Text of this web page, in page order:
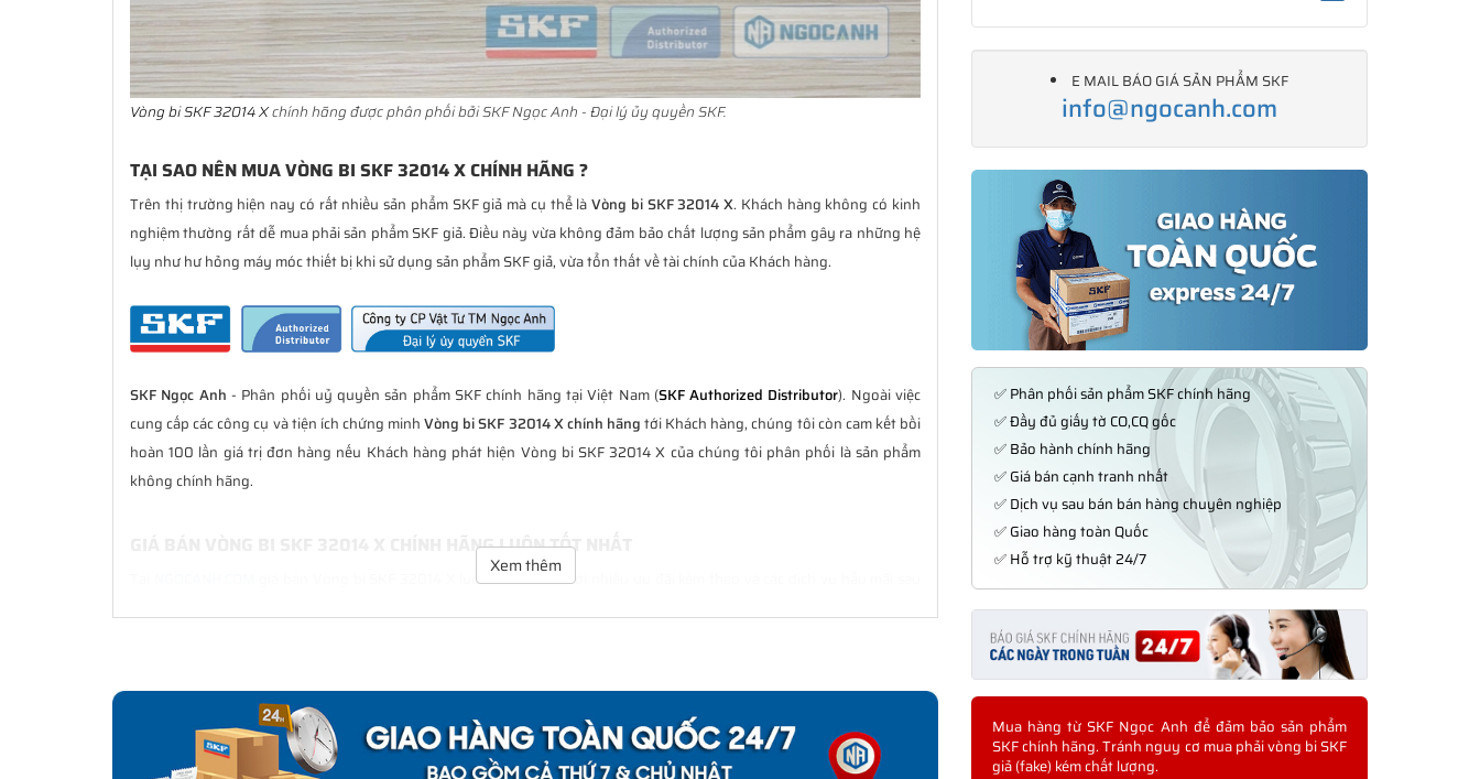
Vòng bi SKF 32014 Xchính hãng được phân phối bởi SKF Ngọc Anh - Đại lý ủy quyền SKF.
TẠI SAO NÊN MUA VÒNG BI SKF 32014 X CHÍNH HÃNG ?
Trên thị trường hiện nay có rất nhiều sản phẩm SKF giả mà cụ thể làVòng bi SKF 32014 X. Khách hàng không có kinh
nghiệm thường rất dễ mua phải sản phẩm SKF giả. Điều này vừa không đảm bảo chất lượng sản phẩm gây ra những hệ
lụy như hư hỏng máy móc thiết bị khi sử dụng sản phẩm SKF giả, vừa tổn thất về tài chính của Khách hàng.
SKF Ngọc Anh - Phân phối uỷ quyền sản phẩm SKF chính hãng tại Việt Nam (SKF Authorized Distributor). Ngoài việc
cung cấp các công cụ và tiện ích chứng minhVòng bi SKF 32014 X chính hãngtới Khách hàng, chúng tôi còn cam kết bồi
hoàn 100 lần giá trị đơn hàng nếu Khách hàng phát hiện Vòng bi SKF 32014 X của chúng tôi phân phối là sản phẩm
không chính hãng.
GIÁ BÁN VÒNG BI SKF 32014 X CHÍNH HÃNG LUÔN TỐT NHẤT
giá bán Vòng bi SKF 32014 X luôn là tốt nhất với nhiều ưu đãi kèm theo và các dịch vụ hẫu mãi sau
CHẾ ĐỘ BẢO HÀNH VÒNG BI SKF 32014 X CHÍNH HÃNG
Tất cả các sản phẩm SKF chính hãng doSKF Ngọc Anhphân phối đều được bảo hành chính hãng theo đúng tiêu chuẩn
bảo hành của nhà sản xuất.
Xem thêm
E MAIL BÁO GIÁ SẢN PHẨM SKF
info@ngocanh.com
✅ Phân phối sản phẩm SKF chính hãng
✅ Đầy đủ giấy tờ CO,CQ gốc
✅ Bảo hành chính hãng
✅ Giá bán cạnh tranh nhất
✅ Dịch vụ sau bán bán hàng chuyên nghiệp
✅ Giao hàng toàn Quốc
✅ Hỗ trợ kỹ thuật 24/7
Mua hàng từ SKF Ngọc Anh để đảm bảo sản phẩm
SKF chính hãng. Tránh nguy cơ mua phải vòng bi SKF
giả (fake) kém chất lượng.